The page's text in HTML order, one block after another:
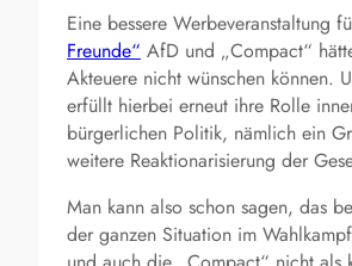
Eine bessere Werbeveranstaltung
Freunde“ AfD und „Compact“
Akteuere nicht wünschen können.
erfüllt hierbei erneut ihre Rolle
bürgerlichen Politik, nämlich ein
weitere Reaktionarisierung der
Man kann also schon sagen, das
der ganzen Situation im